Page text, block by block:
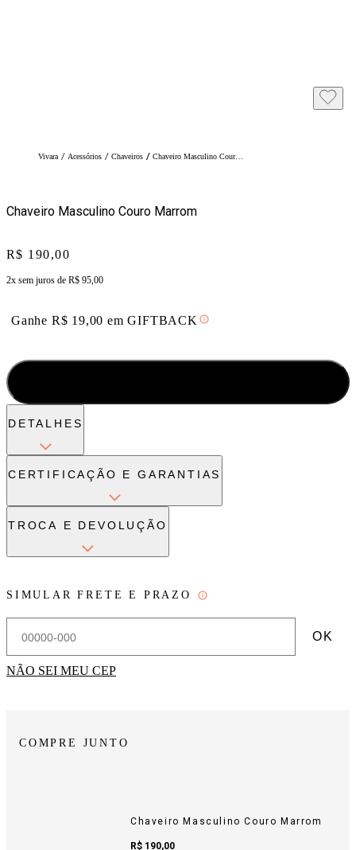
Vivara / Acessórios / Chaveiros / Chaveiro Masculino Couro Marrom
Chaveiro Masculino Couro Marrom
Price:
R$ 190,00
2x sem juros de R$ 95,00
Ganhe R$ 19,00 emGIFTBACK
DETALHES
CERTIFICAÇÃO E GARANTIAS
TROCA E DEVOLUÇÃO
SIMULAR FRETE E PRAZO
OK
NÃO SEI MEU CEP
COMPRE JUNTO
Chaveiro Masculino Couro Marrom
Sale Price:
R$ 190,00